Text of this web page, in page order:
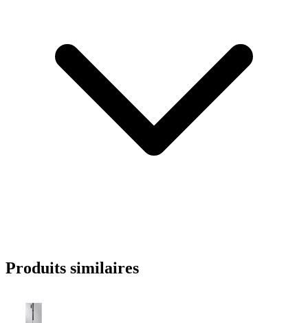
Produits similaires